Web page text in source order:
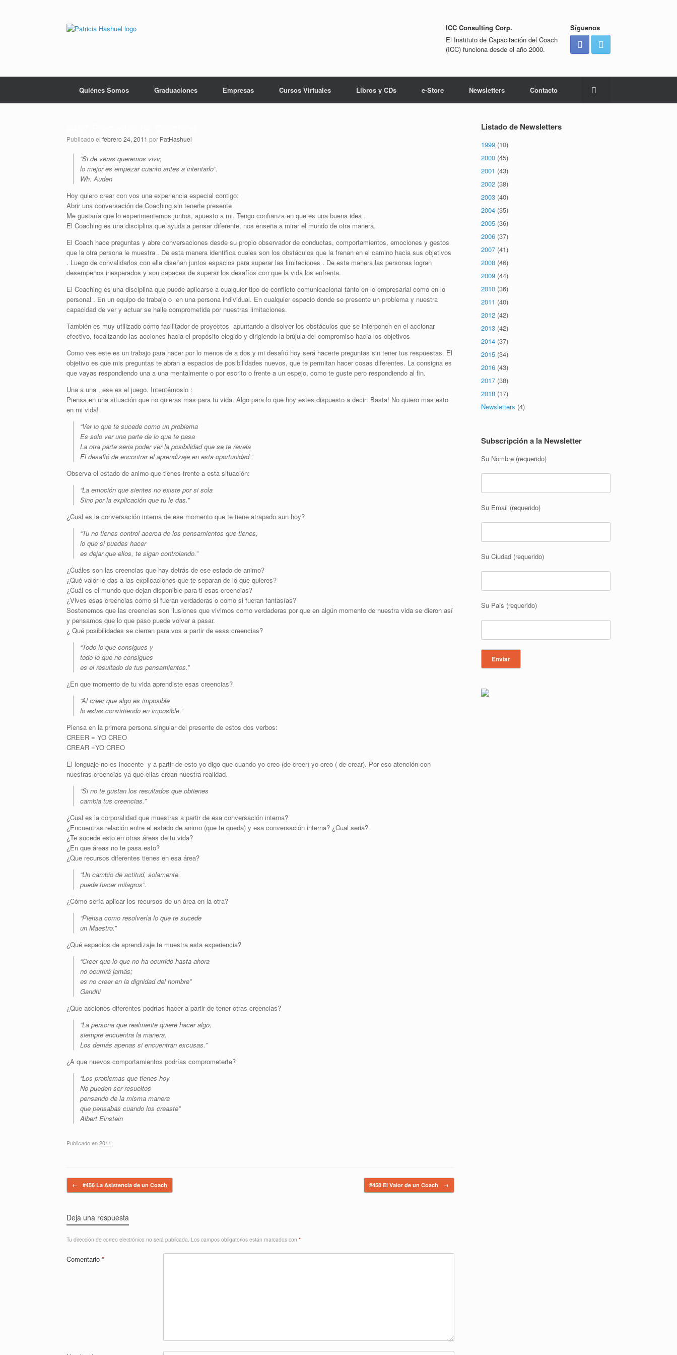
ICC Consulting Corp.
El Instituto de Capacitación del Coach
(ICC) funciona desde el año 2000.
Síguenos
Quiénes Somos Graduaciones Empresas Cursos Virtuales Libros y CDs e-Store Newsletters Contacto
Publicado el febrero 24, 2011 por PatHashuel
“Si de veras queremos vivir,
lo mejor es empezar cuanto antes a intentarlo”.
Wh. Auden
Hoy quiero crear con vos una experiencia especial contigo:
Abrir una conversación de Coaching sin tenerte presente
Me gustaría que lo experimentemos juntos, apuesto a mi. Tengo confianza en que es una buena idea .
El Coaching es una disciplina que ayuda a pensar diferente, nos enseña a mirar el mundo de otra manera.
El Coach hace preguntas y abre conversaciones desde su propio observador de conductas, comportamientos, emociones y gestos
que la otra persona le muestra . De esta manera identifica cuales son los obstáculos que la frenan en el camino hacia sus objetivos
. Luego de convalidarlos con ella diseñan juntos espacios para superar las limitaciones . De esta manera las personas logran
desempeños inesperados y son capaces de superar los desafíos con que la vida los enfrenta.
El Coaching es una disciplina que puede aplicarse a cualquier tipo de conflicto comunicacional tanto en lo empresarial como en lo
personal . En un equipo de trabajo o en una persona individual. En cualquier espacio donde se presente un problema y nuestra
capacidad de ver y actuar se halle comprometida por nuestras limitaciones.
También es muy utilizado como facilitador de proyectos apuntando a disolver los obstáculos que se interponen en el accionar
efectivo, focalizando las acciones hacia el propósito elegido y dirigiendo la brújula del compromiso hacia los objetivos
Como ves este es un trabajo para hacer por lo menos de a dos y mi desafió hoy será hacerte preguntas sin tener tus respuestas. El
objetivo es que mis preguntas te abran a espacios de posibilidades nuevos, que te permitan hacer cosas diferentes. La consigna es
que vayas respondiendo una a una mentalmente o por escrito o frente a un espejo, como te guste pero respondiendo al fin.
Una a una , ese es el juego. Intentémoslo :
Piensa en una situación que no quieras mas para tu vida. Algo para lo que hoy estes dispuesto a decir: Basta! No quiero mas esto
en mi vida!
“Ver lo que te sucede como un problema
Es solo ver una parte de lo que te pasa
La otra parte seria poder ver la posibilidad que se te revela
El desafió de encontrar el aprendizaje en esta oportunidad.”
Observa el estado de animo que tienes frente a esta situación:
“La emoción que sientes no existe por si sola
Sino por la explicación que tu le das.”
¿Cual es la conversación interna de ese momento que te tiene atrapado aun hoy?
“Tu no tienes control acerca de los pensamientos que tienes,
lo que si puedes hacer
es dejar que ellos, te sigan controlando.”
¿Cuáles son las creencias que hay detrás de ese estado de animo?
¿Qué valor le das a las explicaciones que te separan de lo que quieres?
¿Cuál es el mundo que dejan disponible para ti esas creencias?
¿Vives esas creencias como si fueran verdaderas o como si fueran fantasías?
Sostenemos que las creencias son ilusiones que vivimos como verdaderas por que en algún momento de nuestra vida se dieron así
y pensamos que lo que paso puede volver a pasar.
¿ Qué posibilidades se cierran para vos a partir de esas creencias?
“Todo lo que consigues y
todo lo que no consigues
es el resultado de tus pensamientos.”
¿En que momento de tu vida aprendiste esas creencias?
“Al creer que algo es imposible
lo estas convirtiendo en imposible.”
Piensa en la primera persona singular del presente de estos dos verbos:
CREER = YO CREO
CREAR =YO CREO
El lenguaje no es inocente y a partir de esto yo digo que cuando yo creo (de creer) yo creo ( de crear). Por eso atención con
nuestras creencias ya que ellas crean nuestra realidad.
“Si no te gustan los resultados que obtienes
cambia tus creencias.”
¿Cual es la corporalidad que muestras a partir de esa conversación interna?
¿Encuentras relación entre el estado de animo (que te queda) y esa conversación interna? ¿Cual seria?
¿Te sucede esto en otras áreas de tu vida?
¿En que áreas no te pasa esto?
¿Que recursos diferentes tienes en esa área?
“Un cambio de actitud, solamente,
puede hacer milagros”.
¿Cómo sería aplicar los recursos de un área en la otra?
“Piensa como resolvería lo que te sucede
un Maestro.”
¿Qué espacios de aprendizaje te muestra esta experiencia?
“Creer que lo que no ha ocurrido hasta ahora
no ocurrirá jamás;
es no creer en la dignidad del hombre”
Gandhi
¿Que acciones diferentes podrías hacer a partir de tener otras creencias?
“La persona que realmente quiere hacer algo,
siempre encuentra la manera.
Los demás apenas si encuentran excusas.”
¿A que nuevos comportamientos podrías comprometerte?
“Los problemas que tienes hoy
No pueden ser resueltos
pensando de la misma manera
que pensabas cuando los creaste”
Albert Einstein
Publicado en2011
Navegador de artículos
← #456 La Asistencia de un Coach #458 El Valor de un Coach →
Deja una respuesta
Tu dirección de correo electrónico no será publicada. Los campos obligatorios están marcados con *
Comentario *
Listado de Newsletters
1999 (10)
2000 (45)
2001 (43)
2002 (38)
2003 (40)
2004 (35)
2005 (36)
2006 (37)
2007 (41)
2008 (46)
2009 (44)
2010 (36)
2011 (40)
2012 (42)
2013 (42)
2014 (37)
2015 (34)
2016 (43)
2017 (38)
2018 (17)
Newsletters (4)
Subscripción a la Newsletter
Su Nombre (requerido)
Su Email (requerido)
Su Ciudad (requerido)
Su Pais (requerido)